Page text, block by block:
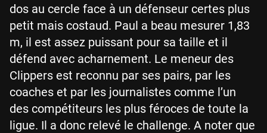
dos au cercle face à un défenseur certes plus
petit mais costaud. Paul a beau mesurer 1,83
m, il est assez puissant pour sa taille et il
défend avec acharnement. Le meneur des
Clippers est reconnu par ses pairs, par les
coaches et par les journalistes comme l’un
des compétiteurs les plus féroces de toute la
ligue. Il a donc relevé le challenge. A noter que